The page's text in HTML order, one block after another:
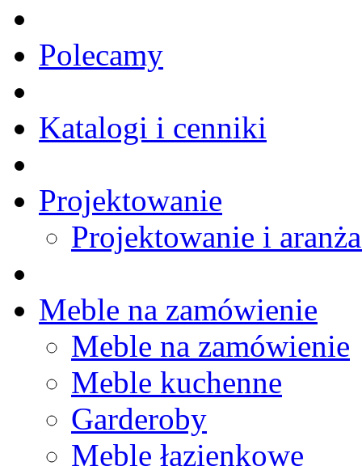
Polecamy
Katalogi i cenniki
Projektowanie
Projektowanie i
Meble na zamówienie
Meble na zamówienie
Meble kuchenne
Garderoby
Meble łazienkowe